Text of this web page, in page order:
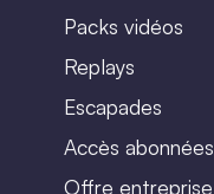
Packs vidéos
Replays
Escapades
Accès abonnées
Offre entreprise